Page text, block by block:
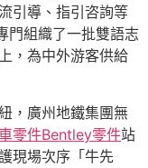
引導、指引咨詢等
門組織了一批雙語志
，為中外游客供給
，廣州地鐵集團無
零件Bentley零件站
現場次序「牛先